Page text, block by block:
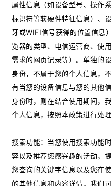
属性信息（如设备型号、操作
标识符等软硬件特征信息）、
牙或WIFI信号获得的位置信息
览器的类型、电信运营商、使
需求的网页记录等）。单独的
身份，不属于您的个人信息，
有当您的设备信息与您的其他
身份时，则在结合使用期间，
个人信息，按照本政策进行处理
搜索功能：当您使用搜索功能
容以及推荐您感兴趣的活动，
您查询的关键字信息以及您在
的其他信息和内容详情，我们